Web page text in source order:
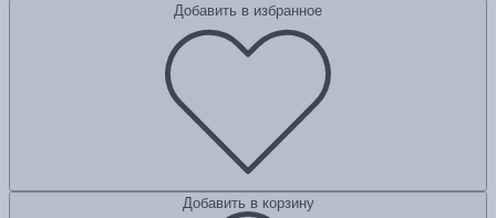
Добавить в избранное
Добавить в корзину